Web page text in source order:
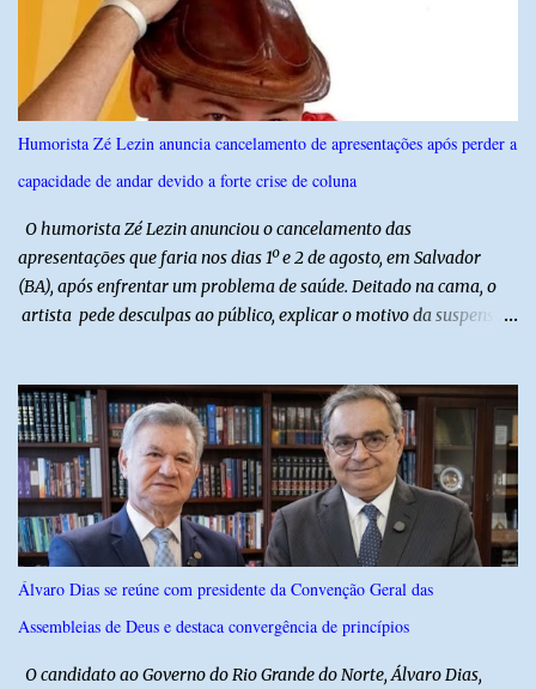
agosto, o público poderá prestigiar o show de humor com Mução,
seguido de apresentação musical de Vê Barreto. A Frut & Tec
reforça a importância do Distrito de Irrigação do Baixo Açu como
referência na fruticultura irrigada, promovendo conhecimento,
inovação e oportunidades para o desenvolvimento do agronegócio
potiguar. @associacaodiba
Humorista Zé Lezin anuncia cancelamento de apresentações após perder a
capacidade de andar devido a forte crise de coluna
O humorista Zé Lezin anunciou o cancelamento das
apresentações que faria nos dias 1º e 2 de agosto, em Salvador
(BA), após enfrentar um problema de saúde. Deitado na cama, o
artista pede desculpas ao público, explicar o motivo da suspensão
impossível viajar e subir ao palco. O comediante contou que
precisou ser levado a um hospital depois de perder a capacidade
de andar normalmente. “Eu não estou conseguindo nem me
levantar direito da cama. É um processo muito dolorido”, relatou o
humorista. Durante o atendimento médico, o humorista foi
diagnosticado com “bico de papagaio” na região da coluna. De
acordo com ele, os laudos médicos já foram encaminhados à
equipe responsável, que acompanha o tratamento. Zé Lezin
afirmou ainda que está passando por um tratamento intenso, com
Álvaro Dias se reúne com presidente da Convenção Geral das
Assembleias de Deus e destaca convergência de princípios
O candidato ao Governo do Rio Grande do Norte, Álvaro Dias,